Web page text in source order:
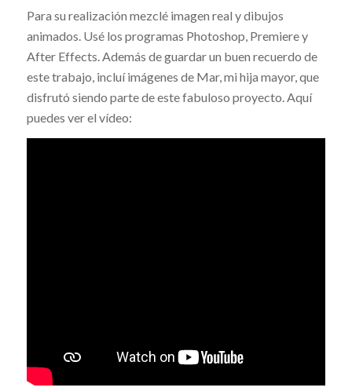
Para su realización mezclé imagen real y dibujos
animados. Usé los programas Photoshop, Premiere y
After Effects. Además de guardar un buen recuerdo de
este trabajo, incluí imágenes de Mar, mi hija mayor, que
disfrutó siendo parte de este fabuloso proyecto. Aquí
puedes ver el vídeo: